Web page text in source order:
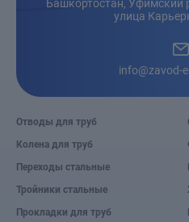
Башкортостан, Уфимский
улица
info@zavod-
Отводы для труб
Колена для труб
Переходы стальные
Тройники стальные
Прокладки для труб